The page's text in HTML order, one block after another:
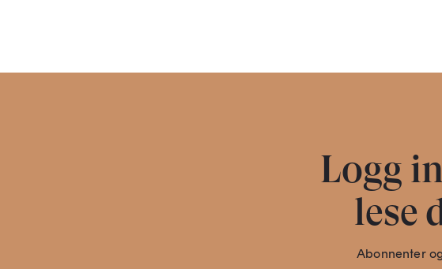
Logg
lese
Abonnenter